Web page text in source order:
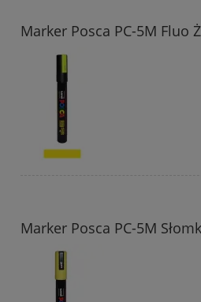
Marker Posca PC-5M Fluo
Marker Posca PC-5M